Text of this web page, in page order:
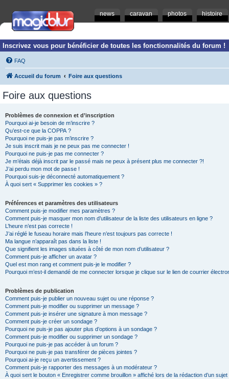
news caravan photos histoire
Inscrivez vous pour bénéficier de toutes les fonctionnalités du forum !
FAQ
Accueil du forum Foire aux questions
Foire aux questions
Problèmes de connexion et d’inscription
Pourquoi ai-je besoin de m’inscrire ?
Qu’est-ce que la COPPA ?
Pourquoi ne puis-je pas m’inscrire ?
Je suis inscrit mais je ne peux pas me connecter !
Pourquoi ne puis-je pas me connecter ?
Je m’étais déjà inscrit par le passé mais ne peux à présent plus me connecter ?!
J’ai perdu mon mot de passe !
Pourquoi suis-je déconnecté automatiquement ?
À quoi sert « Supprimer les cookies » ?
Préférences et paramètres des utilisateurs
Comment puis-je modifier mes paramètres ?
Comment puis-je masquer mon nom d’utilisateur de la liste des utilisateurs en ligne ?
L’heure n’est pas correcte !
J’ai réglé le fuseau horaire mais l’heure n’est toujours pas correcte !
Ma langue n’apparaît pas dans la liste !
Que signifient les images situées à côté de mon nom d’utilisateur ?
Comment puis-je afficher un avatar ?
Quel est mon rang et comment puis-je le modifier ?
Pourquoi m’est-il demandé de me connecter lorsque je clique sur le lien de courrier
Problèmes de publication
Comment puis-je publier un nouveau sujet ou une réponse ?
Comment puis-je modifier ou supprimer un message ?
Comment puis-je insérer une signature à mon message ?
Comment puis-je créer un sondage ?
Pourquoi ne puis-je pas ajouter plus d’options à un sondage ?
Comment puis-je modifier ou supprimer un sondage ?
Pourquoi ne puis-je pas accéder à un forum ?
Pourquoi ne puis-je pas transférer de pièces jointes ?
Pourquoi ai-je reçu un avertissement ?
Comment puis-je rapporter des messages à un modérateur ?
À quoi sert le bouton « Enregistrer comme brouillon » affiché lors de la rédaction d’un sujet